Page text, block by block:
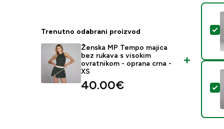
Trenutno odabrani proizvod
Ženska MP Tempo majica
bez rukava s visokim
ovratnikom - oprana crna -
XS
40.00€‎